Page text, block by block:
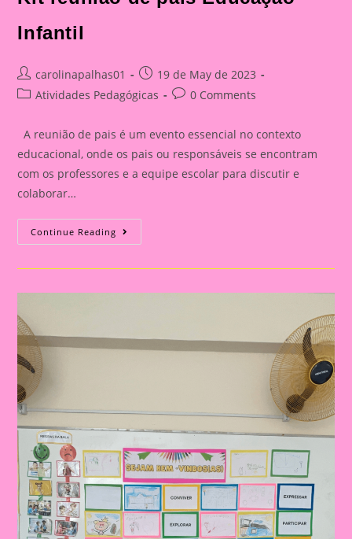
Infantil
Post
author:
carolinapalhas01
Post
published:
19 de May de 2023
PostAtividades Pedagógicas
Post0 Comments
A reunião de pais é um evento essencial no contexto
educacional, onde os pais ou responsáveis se encontram
com os professores e a equipe escolar para discutir e
colaborar…
Continue Reading Kit
Reunião
Pais